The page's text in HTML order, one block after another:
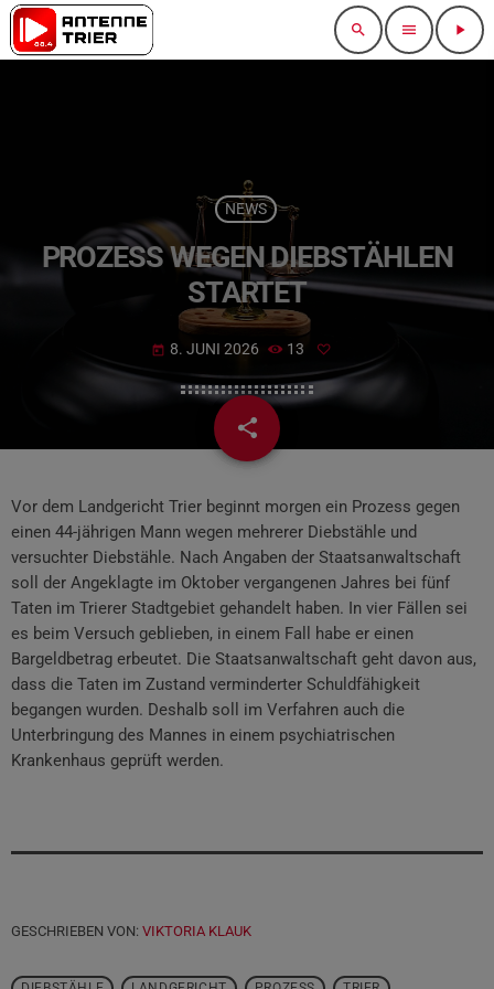
search menu play_arrow
NEWS
PROZESS WEGEN DIEBSTÄHLEN
STARTET
today 8. JUNI 2026 13
share
email
Vor dem Landgericht Trier beginnt morgen ein Prozess gegen
einen 44-jährigen Mann wegen mehrerer Diebstähle und
versuchter Diebstähle. Nach Angaben der Staatsanwaltschaft
soll der Angeklagte im Oktober vergangenen Jahres bei fünf
Taten im Trierer Stadtgebiet gehandelt haben. In vier Fällen sei
es beim Versuch geblieben, in einem Fall habe er einen
Bargeldbetrag erbeutet. Die Staatsanwaltschaft geht davon aus,
dass die Taten im Zustand verminderter Schuldfähigkeit
begangen wurden. Deshalb soll im Verfahren auch die
Unterbringung des Mannes in einem psychiatrischen
Krankenhaus geprüft werden.
GESCHRIEBEN VON: VIKTORIA KLAUK